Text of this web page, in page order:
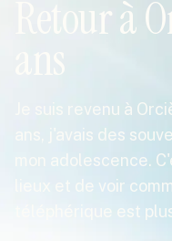
Retour à
ans
Je suis revenu à
ans, j'avais des
mon adolescence.
lieux et de voir
téléphérique est